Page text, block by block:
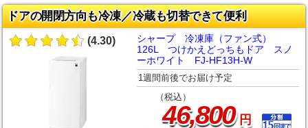
ドアの開閉方向も冷凍／冷蔵も切替できて便利
(4.30)
シャープ 冷凍庫（ファン式）
126L つけかえどっちもドア スノ
ーホワイト FJ-HF13H-W
1週間前後でお届け予定
（税込）
46,800円